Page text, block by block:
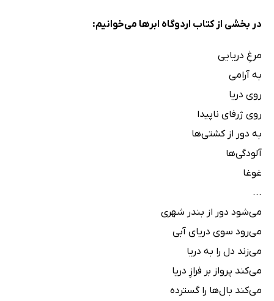
در بخشی از کتاب اردوگاه ابرها می‌خوانیم:
مرغِ دریایی
به آرامی
روی دریا
روی ژرفای ناپیدا
به دور از کشتی‌ها
آلودگی‌ها
غوغا
...
می‌شود دور از بندر شهری
می‌رود سوی دریای آبی
می‌زند دل را به دریا
می‌کند پرواز بر فرازِ دریا
می‌کند بال‌ها را گسترده